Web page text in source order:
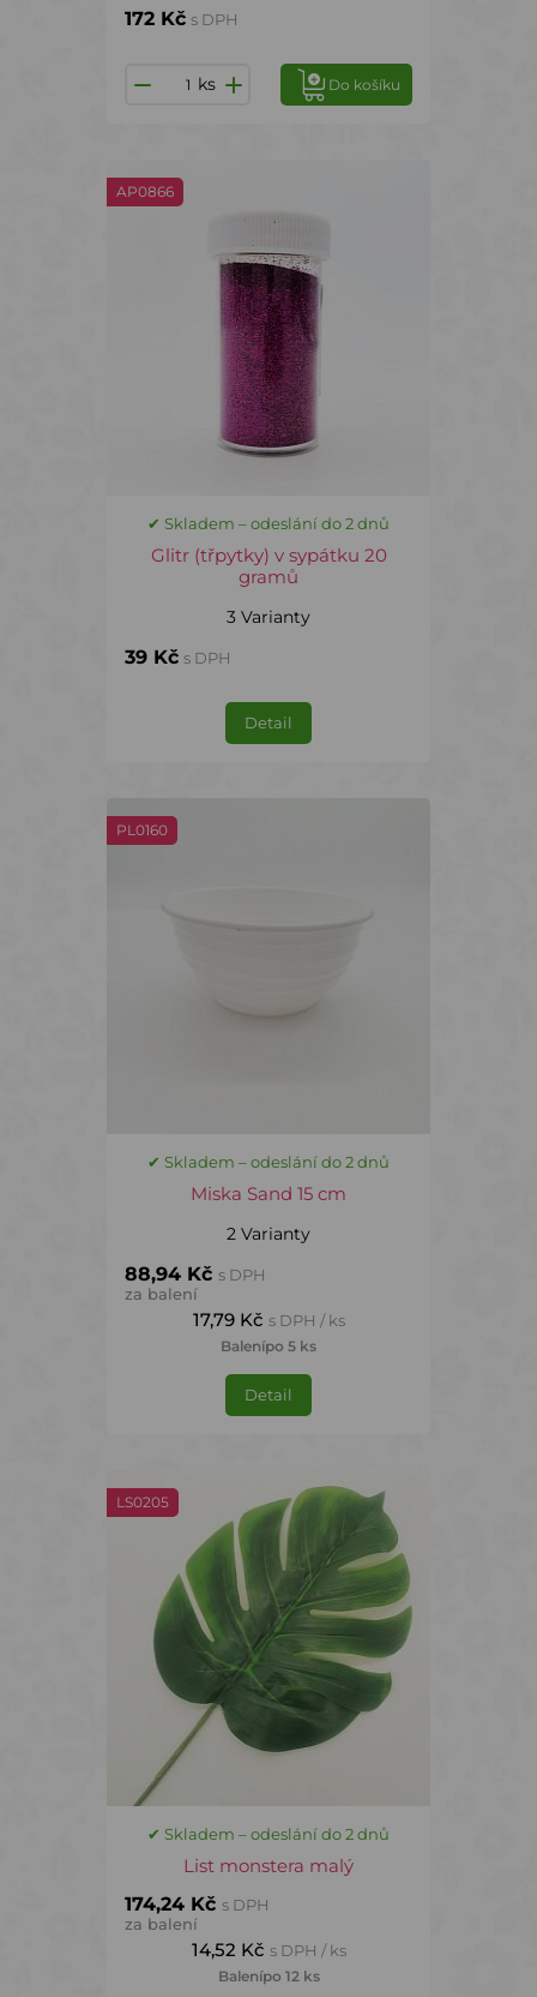
172 Kč s DPH
ks Do košíku
AP0866
✔ Skladem – odeslání do 2 dnů
Glitr (třpytky) v sypátku 20
gramů
3 Varianty
39 Kč s DPH
Detail
PL0160
✔ Skladem – odeslání do 2 dnů
Miska Sand 15 cm
2 Varianty
88,94 Kč s DPH
za balení
17,79 Kč s DPH / ks
Balenípo 5 ks
Detail
LS0205
✔ Skladem – odeslání do 2 dnů
List monstera malý
174,24 Kč s DPH
za balení
14,52 Kč s DPH / ks
Balenípo 12 ks